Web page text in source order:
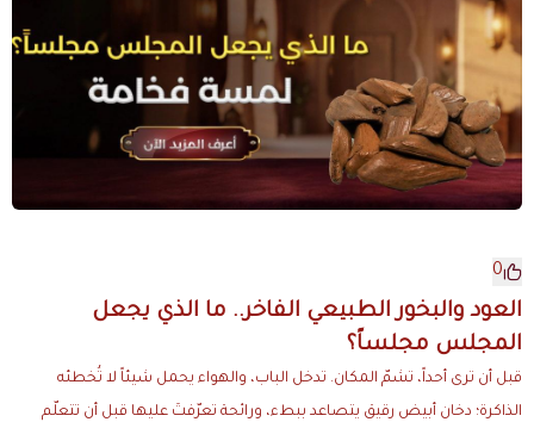
0
العود والبخور الطبيعي الفاخر.. ما الذي يجعل
المجلس مجلساً؟
قبل أن ترى أحداً، تشمّ المكان. تدخل الباب، والهواء يحمل شيئاً لا تُخطئه
الذاكرة؛ دخان أبيض رقيق يتصاعد ببطء، ورائحة تعرّفتَ عليها قبل أن تتعلّم